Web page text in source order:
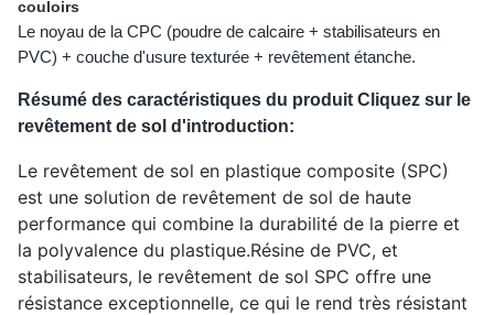
couloirs
Le noyau de la CPC (poudre de calcaire + stabilisateurs en
PVC) + couche d'usure texturée + revêtement étanche.
Résumé des caractéristiques du produit Cliquez sur le
revêtement de sol d'introduction:
Le revêtement de sol en plastique composite (SPC)
est une solution de revêtement de sol de haute
performance qui combine la durabilité de la pierre et
la polyvalence du plastique.Résine de PVC, et
stabilisateurs, le revêtement de sol SPC offre une
résistance exceptionnelle, ce qui le rend très résistant